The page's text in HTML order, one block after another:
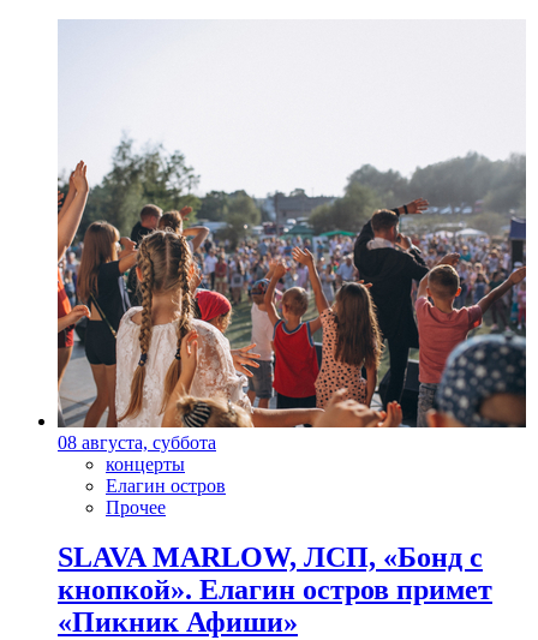
08 августа, суббота
концерты
Елагин остров
Прочее
SLAVA MARLOW, ЛСП, «Бонд с
кнопкой». Елагин остров примет
«Пикник Афиши»